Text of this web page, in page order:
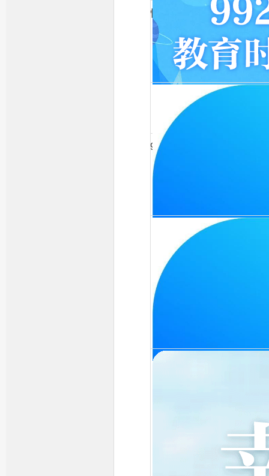
快乐晚点名
992教育时间